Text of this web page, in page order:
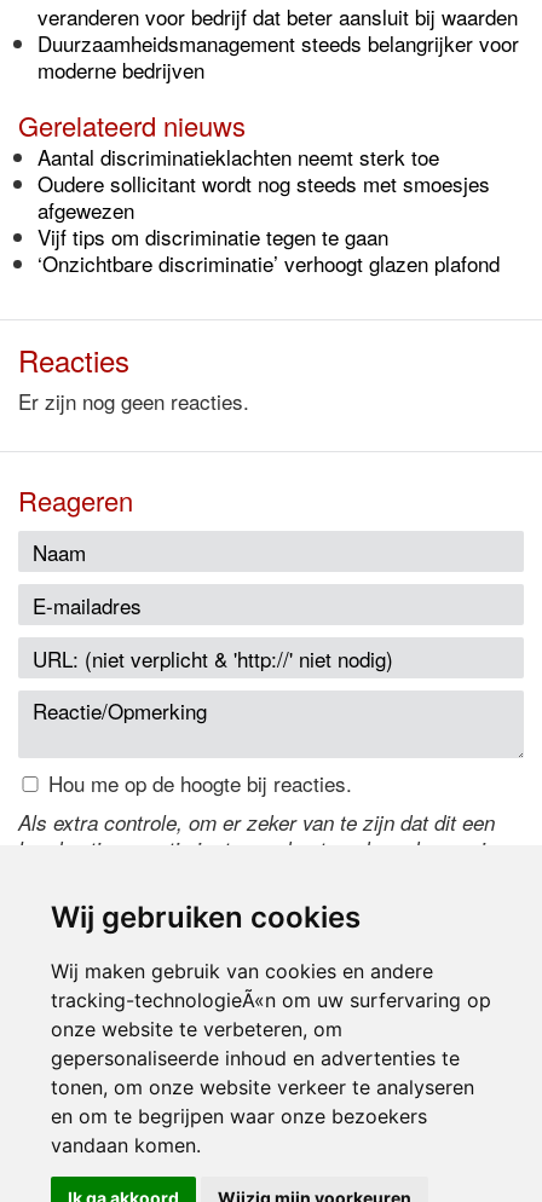
Wij gebruiken cookies
Wij maken gebruik van cookies en andere
tracking-technologieÃ«n om uw surfervaring op
onze website te verbeteren, om
gepersonaliseerde inhoud en advertenties te
tonen, om onze website verkeer te analyseren
en om te begrijpen waar onze bezoekers
vandaan komen.
Ik ga akkoord Wijzig mijn voorkeuren
veranderen voor bedrijf dat beter aansluit bij waarden
Duurzaamheidsmanagement steeds belangrijker voor
moderne bedrijven
Gerelateerd nieuws
Aantal discriminatieklachten neemt sterk toe
Oudere sollicitant wordt nog steeds met smoesjes
afgewezen
Vijf tips om discriminatie tegen te gaan
‘Onzichtbare discriminatie’ verhoogt glazen plafond
Reacties
Er zijn nog geen reacties.
Reageren
Hou me op de hoogte bij reacties.
Als extra controle, om er zeker van te zijn dat dit een
handmatige reactie is, typ onderstaande code over in
de code te wijzigen.